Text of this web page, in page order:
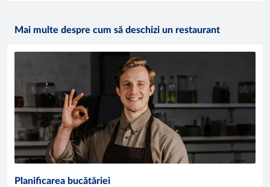
Mai multe despre cum să deschizi un restaurant
Planificarea bucătăriei